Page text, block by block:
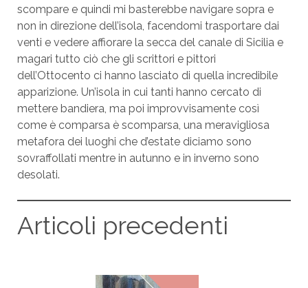
scompare e quindi mi basterebbe navigare sopra e
non in direzione dell’isola, facendomi trasportare dai
venti e vedere affiorare la secca del canale di Sicilia e
magari tutto ciò che gli scrittori e pittori
dell’Ottocento ci hanno lasciato di quella incredibile
apparizione. Un’isola in cui tanti hanno cercato di
mettere bandiera, ma poi improvvisamente così
come è comparsa è scomparsa, una meravigliosa
metafora dei luoghi che d’estate diciamo sono
sovraffollati mentre in autunno e in inverno sono
desolati.
Articoli precedenti